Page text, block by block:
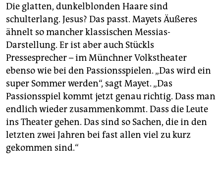
Die glatten, dunkelblonden Haare sind
schulterlang. Jesus? Das passt. Mayets Äußeres
ähnelt so mancher klassischen Messias-
Darstellung. Er ist aber auch Stückls
Pressesprecher – im Münchner Volkstheater
ebenso wie bei den Passionsspielen. „Das wird ein
super Sommer werden“, sagt Mayet. „Das
Passionsspiel kommt jetzt genau richtig. Dass man
endlich wieder zusammenkommt. Dass die Leute
ins Theater gehen. Das sind so Sachen, die in den
letzten zwei Jahren bei fast allen viel zu kurz
gekommen sind.“